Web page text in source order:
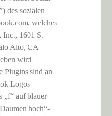
des sozialen
welches
Inc., 1601 S.
Alto, CA
wird
Plugins sind an
Logos
„f“ auf blauer
hoch“-